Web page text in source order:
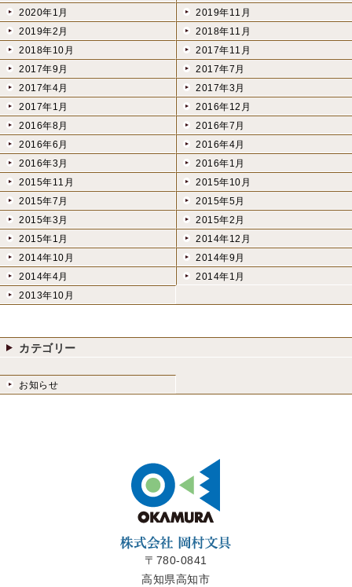
2020年1月
2019年11月
2019年2月
2018年11月
2018年10月
2017年11月
2017年9月
2017年7月
2017年4月
2017年3月
2017年1月
2016年12月
2016年8月
2016年7月
2016年6月
2016年4月
2016年3月
2016年1月
2015年11月
2015年10月
2015年7月
2015年5月
2015年3月
2015年2月
2015年1月
2014年12月
2014年10月
2014年9月
2014年4月
2014年1月
2013年10月
カテゴリー
お知らせ
〒780-0841
高知県高知市